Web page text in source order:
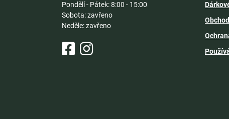
Pondělí - Pátek: 8:00 - 15:00
Sobota: zavřeno
Neděle: zavřeno